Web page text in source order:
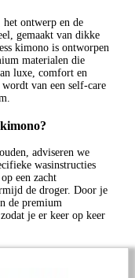
ontwerp en de
gemaakt van dikke
kimono is ontworpen
materialen die
luxe, comfort en
van een self-care
adviseren we
wasinstructies
een zacht
de droger. Door je
de premium
je er keer op keer